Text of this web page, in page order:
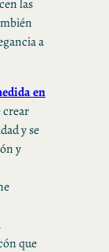
las
a
en
crear
y se
y
que